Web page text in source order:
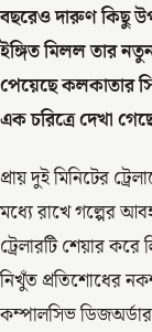
বছরেও দারুণ কিছু
ইঙ্গিত মিলল তার
পেয়েছে কলকাতার
এক চরিত্রে দেখা
প্রায় দুই মিনিটের
মধ্যে রাখে গল্পের
ট্রেলারটি শেয়ার
নিখুঁত প্রতিশোধের
কম্পালসিভ